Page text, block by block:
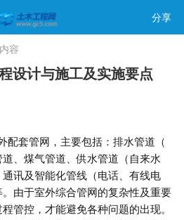
分享
内容
设计与施工及实施要点
配套管网，主要包括：排水管道（
、煤气管道、供水管道（自来水
讯及智能化管线（电话、有线电
由于室外综合管网的复杂性及重要
管控，才能避免各种问题的出现。